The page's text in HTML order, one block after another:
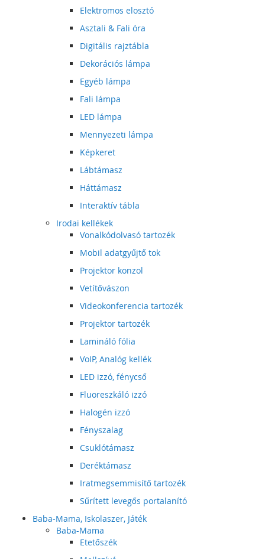
Elektromos elosztó
Asztali & Fali óra
Digitális rajztábla
Dekorációs lámpa
Egyéb lámpa
Fali lámpa
LED lámpa
Mennyezeti lámpa
Képkeret
Lábtámasz
Háttámasz
Interaktív tábla
Irodai kellékek
Vonalkódolvasó tartozék
Mobil adatgyűjtő tok
Projektor konzol
Vetítővászon
Videokonferencia tartozék
Projektor tartozék
Lamináló fólia
VoIP, Analóg kellék
LED izzó, fénycső
Fluoreszkáló izzó
Halogén izzó
Fényszalag
Csuklótámasz
Deréktámasz
Iratmegsemmisítő tartozék
Sűrített levegős portalanító
Baba-Mama, Iskolaszer, Játék
Baba-Mama
Etetőszék